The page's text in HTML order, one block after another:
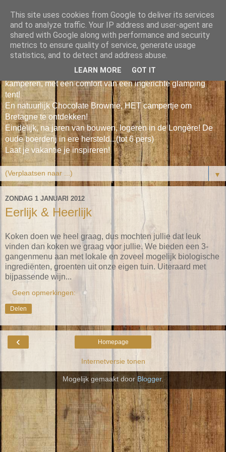
Le Petit Poisson Vert
Leuke duurzame vakantiehuisjes tussen bos & zee in Zuid
Bretagne voor 2-4 personen.
Onze Cosy Cabin, gezellig en een beetje 'vintage'
kamperen, met een comfort van een ingerichte glamping
tent!
En natuurlijk Chocolate Brownie, HET campertje om
Bretagne te ontdekken!
Eindelijk, na jaren van bouwen, logeren in de Longère! De
oude boerderij in ere hersteld...(tot 6 pers)
Laat je vakantie je inspireren!
▼
ZONDAG 1 JANUARI 2012
Eerlijk & Heerlijk
Koken doen we heel graag, dus mochten jullie dat leuk
vinden dan koken we graag voor jullie. We bieden een 3-
gangenmenu aan met lokale en zoveel mogelijk biologische
ingrediënten, groenten uit onze eigen tuin. Uiteraard met
bijpassende wijn...
Geen opmerkingen:
Delen
‹ Homepage
Internetversie tonen
Mogelijk gemaakt door Blogger.
This site uses cookies from Google to deliver its services
and to analyze traffic. Your IP address and user-agent are
shared with Google along with performance and security
metrics to ensure quality of service, generate usage
statistics, and to detect and address abuse.
LEARN MORE GOT IT